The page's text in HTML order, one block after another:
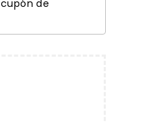
cupón de